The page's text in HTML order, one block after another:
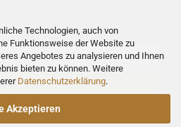
Technologien, auch von
Funktionsweise der Website zu
Angebotes zu analysieren und Ihnen
bieten zu können. Weitere
Datenschutzerklärung.
Akzeptieren
Newsletter
der gesetzlichen Mehrwertsteuer,